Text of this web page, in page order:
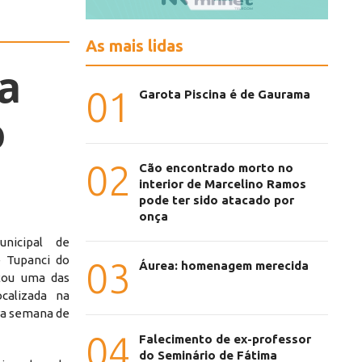
de
Tupanci do
uma das
na
semana de
As mais lidas
01 Garota Piscina é de Gaurama
02
Cão encontrado morto no
interior de Marcelino Ramos
pode ter sido atacado por
onça
03 Áurea: homenagem merecida
04
Falecimento de ex-professor
do Seminário de Fátima